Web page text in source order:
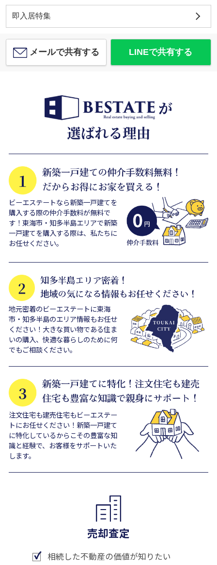
即入居特集
メールで共有する LINEで共有する
ビーエステートなら新築一戸建てを
購入する際の仲介手数料が無料で
す！東海市・知多半島エリアで新築
一戸建てを購入する際は、私たちに
お任せください。
地元密着のビーエステートに東海
市・知多半島のエリア情報もお任せ
ください！大きな買い物である住ま
いの購入、快適な暮らしのために何
でもご相談ください。
注文住宅も建売住宅もビーエステー
トにお任せください！新築一戸建て
に特化しているからこその豊富な知
識と経験で、お客様をサポートいた
します。
売却査定
相続した不動産の価値が知りたい